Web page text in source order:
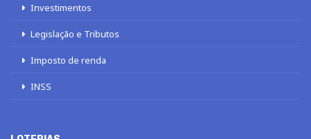
Investimentos
Legislação e Tributos
Imposto de renda
INSS